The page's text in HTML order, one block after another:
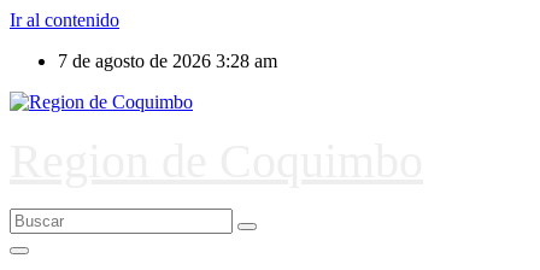
Ir al contenido
7 de agosto de 2026 3:28 am